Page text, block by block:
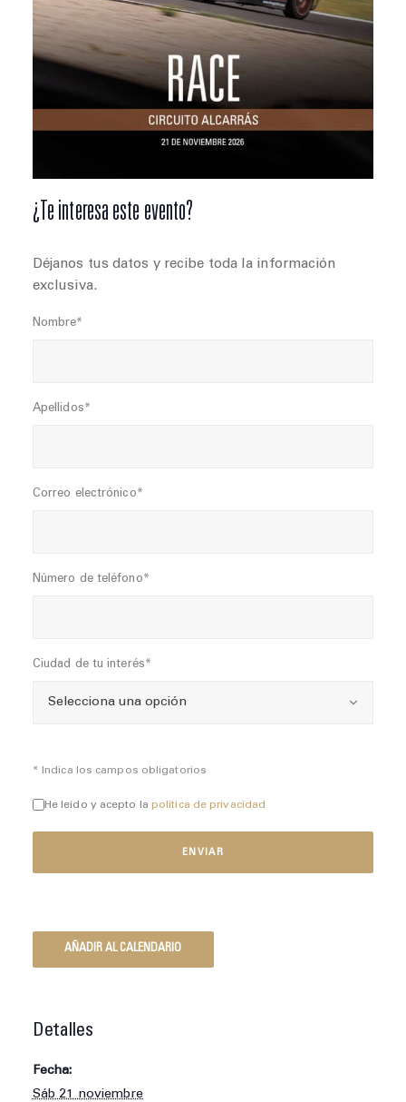
¿Te interesa este evento?
Déjanos tus datos y recibe toda la información
exclusiva.
Nombre*
Apellidos*
Correo electrónico*
Número de teléfono*
Ciudad de tu interés*
* Indica los campos obligatorios
He leído y acepto la política de privacidad
AÑADIR AL CALENDARIO
Detalles
Fecha:
Sáb 21 noviembre